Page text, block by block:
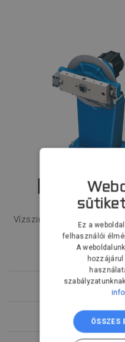
H-1000
Vízszintes tengely körül
hajtott és
Vezérelt
Teherbírás
Ez a
felhasználói
A
ÖSSZES